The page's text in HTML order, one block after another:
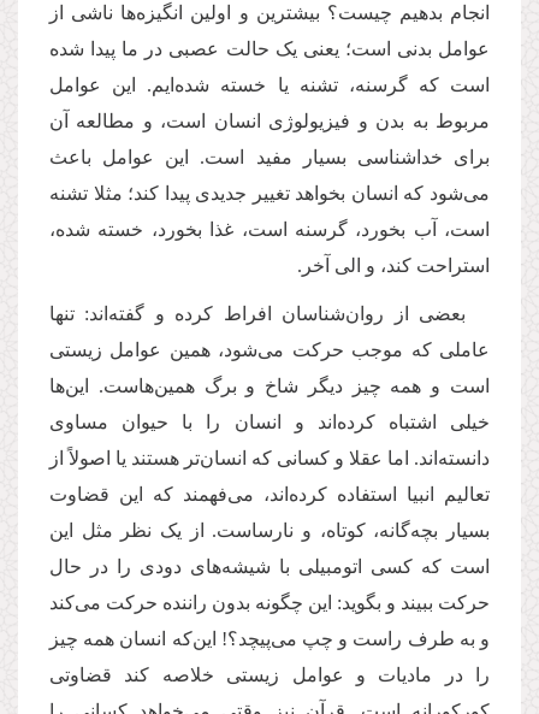
انجام بدهیم چیست؟ بیشترین و اولین انگیزه‌ها ناشی از
عوامل بدنی است؛ یعنی یک حالت عصبی در ما پیدا شده
است که گرسنه، تشنه یا خسته شده‌ایم. این عوامل
مربوط به بدن و فیزیولوژی انسان است، و مطالعه آن
برای خداشناسی بسیار مفید است. این عوامل باعث
می‌شود که انسان بخواهد تغییر جدیدی پیدا کند؛ مثلا تشنه
است، آب بخورد، گرسنه‌ است، غذا بخورد، خسته شده،
استراحت کند، و الی آخر.
بعضی از روان‌شناسان افراط کرده و گفته‌اند: تنها
عاملی که موجب حرکت می‌شود، همین عوامل زیستی
است و همه چیز دیگر شاخ و برگ همین‌هاست. این‌ها
خیلی اشتباه کرده‌اند و انسان را با حیوان مساوی
دانسته‌اند. اما عقلا و کسانی که انسان‌‌تر هستند یا اصولاً از
تعالیم انبیا استفاده کرده‌اند، می‌فهمند که این قضاوت
بسیار بچه‌گانه، کوتاه، و نارساست. از یک نظر مثل این
است که کسی اتومبیلی با شیشه‌های دودی را در حال
حرکت ببیند و ‌بگوید: این چگونه بدون راننده حرکت می‌کند
و به طرف راست و چپ می‌پیچد؟! این‌که انسان همه چیز
را در مادیات و عوامل زیستی خلاصه کند قضاوتی